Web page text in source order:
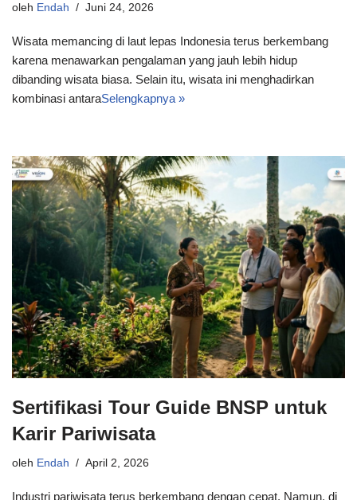
oleh Endah Juni 24, 2026
Wisata memancing di laut lepas Indonesia terus berkembang
karena menawarkan pengalaman yang jauh lebih hidup
dibanding wisata biasa. Selain itu, wisata ini menghadirkan
kombinasi antaraSelengkapnya »
Sertifikasi Tour Guide BNSP untuk
Karir Pariwisata
oleh Endah April 2, 2026
Industri pariwisata terus berkembang dengan cepat. Namun, di